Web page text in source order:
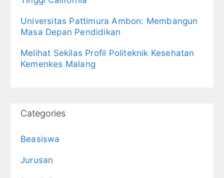
Universitas Pattimura Ambon: Membangun
Masa Depan Pendidikan
Melihat Sekilas Profil Politeknik Kesehatan
Kemenkes Malang
Categories
Beasiswa
Jurusan